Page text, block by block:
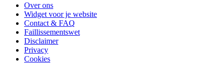
Over ons
Widget voor je website
Contact & FAQ
Faillissementswet
Disclaimer
Privacy
Cookies